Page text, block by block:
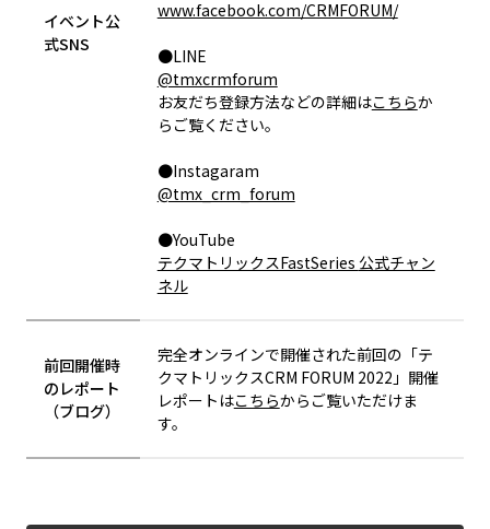
イベント公
式SNS
www.facebook.com/CRMFORUM/
●LINE
@tmxcrmforum
お友だち登録方法などの詳細はこちらか
らご覧ください。
●Instagaram
@tmx_crm_forum
●YouTube
テクマトリックスFastSeries 公式チャン
ネル
前回開催時
のレポート
（ブログ）
完全オンラインで開催された前回の「テ
クマトリックスCRM FORUM 2022」開催
レポートはこちらからご覧いただけま
す。